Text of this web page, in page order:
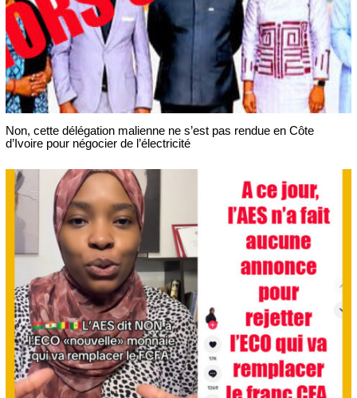
Non, cette délégation malienne ne s’est pas rendue en Côte
d’Ivoire pour négocier de l’électricité